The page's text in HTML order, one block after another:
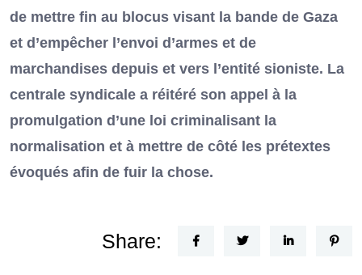
de mettre fin au blocus visant la bande de Gaza
et d’empêcher l’envoi d’armes et de
marchandises depuis et vers l’entité sioniste. La
centrale syndicale a réitéré son appel à la
promulgation d’une loi criminalisant la
normalisation et à mettre de côté les prétextes
évoqués afin de fuir la chose.
Share: